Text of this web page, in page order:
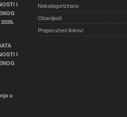
I
I
u
Nekategorizirano
Obavijesti
Preporučeni linkovi